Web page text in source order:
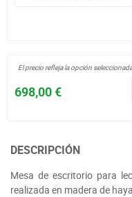
698,00 €
El precio refleja la opción seleccionada
DESCRIPCIÓN
Mesa de escritorio para
realizada en madera de